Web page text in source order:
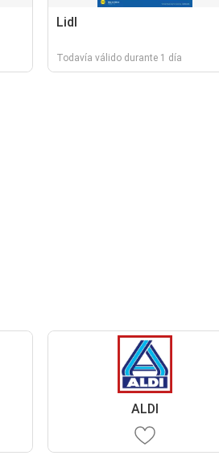
Lidl
Todavía válido durante 1 día
ALDI